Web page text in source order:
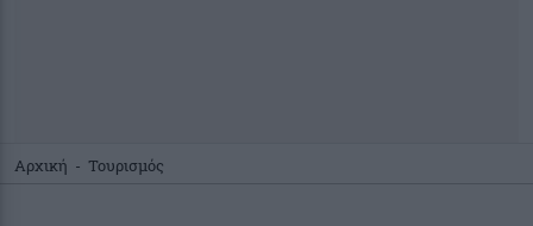
Αρχική - Τουρισμός